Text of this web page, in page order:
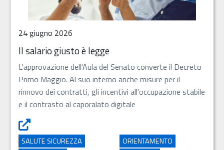
24 giugno 2026
Il salario giusto è legge
L'approvazione dell'Aula del Senato converte il Decreto
Primo Maggio. Al suo interno anche misure per il
rinnovo dei contratti, gli incentivi all'occupazione stabile
e il contrasto al caporalato digitale
Il salario giusto è legge - Apre in una nuova scheda
SALUTE SICUREZZA
ORIENTAMENTO